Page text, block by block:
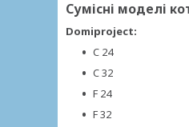
Сумісні моделі
Domiproject:
C 24
C 32
F 24
F 32